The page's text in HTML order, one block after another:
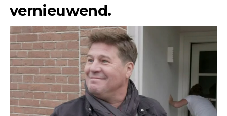
vernieuwend.